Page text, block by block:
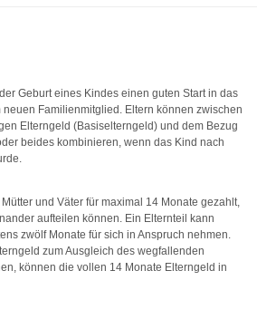
Geburt eines Kindes einen guten Start in das
Familienmitglied. Eltern können zwischen
Elterngeld (Basiselterngeld) und dem Bezug
beides kombinieren, wenn das Kind nach
und Väter für maximal 14 Monate gezahlt,
aufteilen können. Ein Elternteil kann
zwölf Monate für sich in Anspruch nehmen.
zum Ausgleich des wegfallenden
können die vollen 14 Monate Elterngeld in